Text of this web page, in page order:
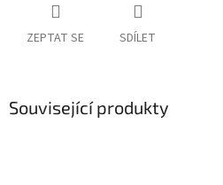
ZEPTAT SE SDÍLET
Související produkty